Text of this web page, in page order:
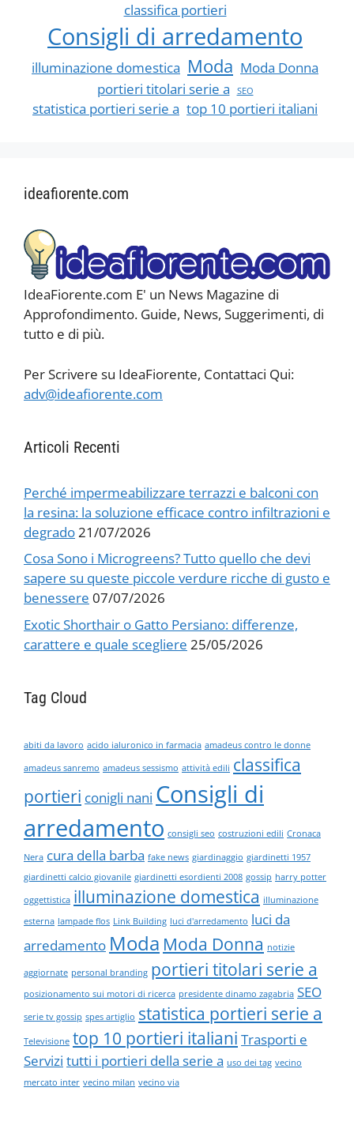
classifica portieri
Consigli di arredamento
illuminazione domestica Moda Moda Donna
portieri titolari serie a
SEO
statistica portieri serie a top 10 portieri italiani
ideafiorente.com
IdeaFiorente.com E' un News Magazine di
Approfondimento. Guide, News, Suggerimenti, di
tutto e di più.
Per Scrivere su IdeaFiorente, Contattaci Qui:
adv@ideafiorente.com
Articoli Recenti
Perché impermeabilizzare terrazzi e balconi con
la resina: la soluzione efficace contro infiltrazioni e
degrado21/07/2026
Cosa Sono i Microgreens? Tutto quello che devi
sapere su queste piccole verdure ricche di gusto e
benessere 07/07/2026
Exotic Shorthair o Gatto Persiano: differenze,
carattere e quale scegliere 25/05/2026
Tag Cloud
abiti da lavoro acido ialuronico in farmacia amadeus contro le donne
amadeus sanremo amadeus sessismo attività edili classifica
portieri conigli nani Consigli di
arredamento consigli seo costruzioni edili Cronaca
Nera cura della barba fake news giardinaggio giardinetti 1957
giardinetti calcio giovanile giardinetti esordienti 2008 gossip harry potter
oggettistica illuminazione domestica illuminazione
esterna lampade flos Link Building luci d'arredamento luci da
arredamento Moda Moda Donna notizie
aggiornate personal branding portieri titolari serie a
posizionamento sui motori di ricerca presidente dinamo zagabria SEO
serie tv gossip spes artiglio statistica portieri serie a
Televisione top 10 portieri italiani Trasporti e
Servizi tutti i portieri della serie a uso dei tag vecino
mercato inter vecino milan vecino via